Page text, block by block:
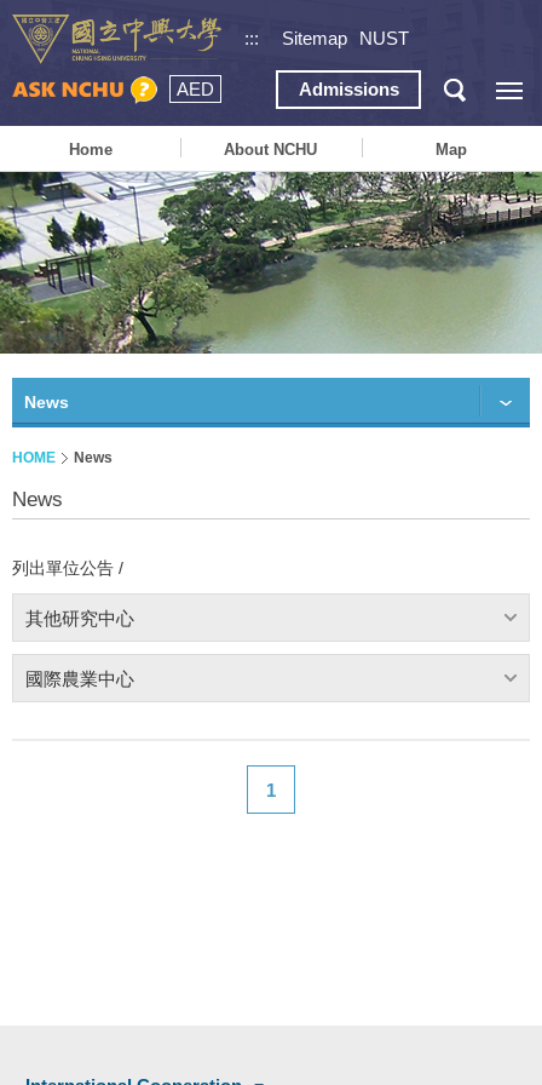
::: Sitemap NUST
AED Admissions
Home About NCHU Map
News
HOME News
News
列出單位公告 /
其他研究中心
國際農業中心
1